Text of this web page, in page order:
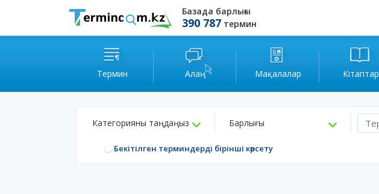
Базада барлығы
390 787 термин
Термин Алаң Мақалалар Кітаптар
Категорияны таңдаңыз Барлығы
Бекітілген терминдерді бірінші көрсету